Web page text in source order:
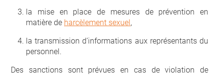
la mise en place de mesures de prévention en
matière de harcèlement sexuel,
la transmission d’informations aux représentants du
personnel.
Des sanctions sont prévues en cas de violation de